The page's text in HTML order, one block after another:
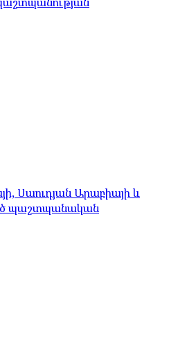
Սաուդյան Արաբիայի և
պաշտպանական